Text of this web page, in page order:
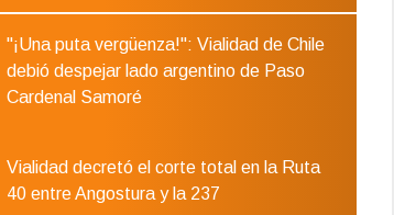
"¡Una puta vergüenza!": Vialidad de Chile
debió despejar lado argentino de Paso
Cardenal Samoré
Vialidad decretó el corte total en la Ruta
40 entre Angostura y la 237